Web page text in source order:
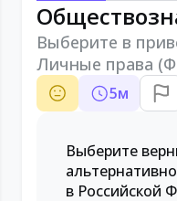
Выберите в
Личные права
5м
Выберите
в Российской